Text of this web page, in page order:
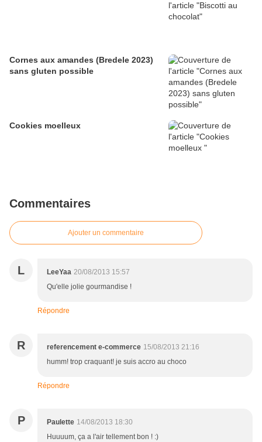
Cornes aux amandes (Bredele 2023)
sans gluten possible
Cookies moelleux
Commentaires
Ajouter un commentaire
L LeeYaa 20/08/2013 15:57
Qu'elle jolie gourmandise !
Répondre
R referencement e-commerce 15/08/2013 21:16
humm! trop craquant! je suis accro au choco
Répondre
P Paulette 14/08/2013 18:30
Huuuum, ça a l'air tellement bon ! :)